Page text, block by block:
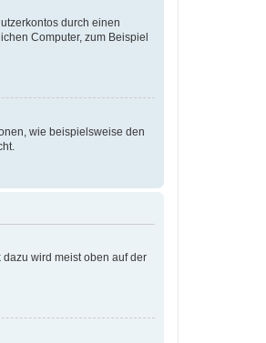
durch einen
Computer, zum Beispiel
wie beispielsweise den
wird meist oben auf der